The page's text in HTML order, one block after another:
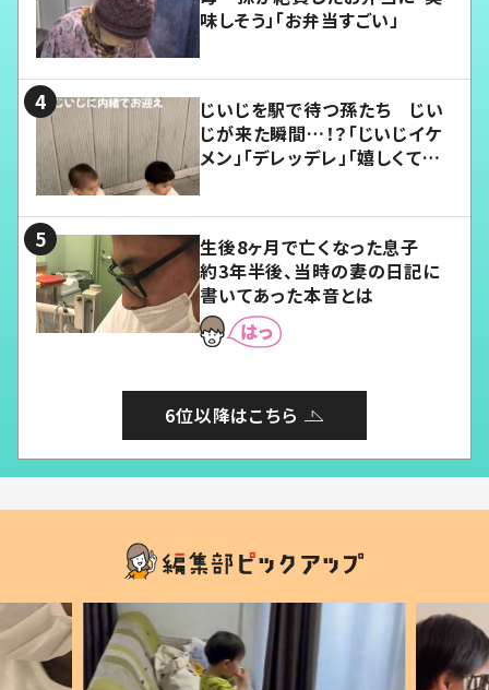
味しそう」「お弁当すごい」
じいじを駅で待つ孫たち じい
じが来た瞬間…！？「じいじイケ
メン」「デレッデレ」「嬉しくて可
生後8ヶ月で亡くなった息子
約3年半後、当時の妻の日記に
書いてあった本音とは
6位以降はこちら